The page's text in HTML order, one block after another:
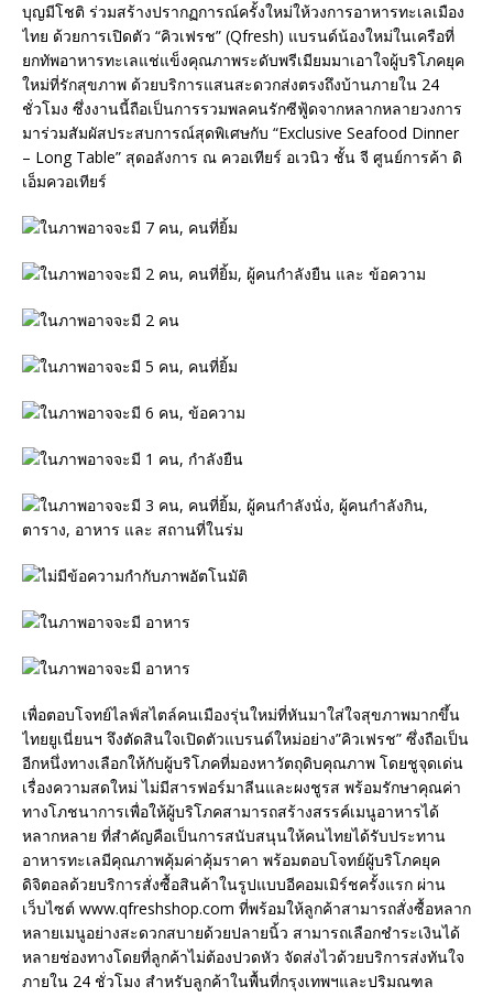
บุญมีโชติ ร่วมสร้างปรากฏการณ์ครั้งใหม่ให้วงการอาหารทะเลเมือง
ไทย ด้วยการเปิดตัว “คิวเฟรช” (Qfresh) แบรนด์น้องใหม่ในเครือที่
ยกทัพอาหารทะเลแช่แข็งคุณภาพระดับพรีเมียมมาเอาใจผู้บริโภคยุค
ใหม่ที่รักสุขภาพ ด้วยบริการแสนสะดวกส่งตรงถึงบ้านภายใน 24
ชั่วโมง ซึ่งงานนี้ถือเป็นการรวมพลคนรักซีฟู้ดจากหลากหลายวงการ
มาร่วมสัมผัสประสบการณ์สุดพิเศษกับ “Exclusive Seafood Dinner
– Long Table” สุดอลังการ ณ ควอเทียร์ อเวนิว ชั้น จี ศูนย์การค้า ดิ
เอ็มควอเทียร์
เพื่อตอบโจทย์ไลฟ์สไตล์คนเมืองรุ่นใหม่ที่หันมาใส่ใจสุขภาพมากขึ้น
ไทยยูเนี่ยนฯ จึงตัดสินใจเปิดตัวแบรนด์ใหม่อย่าง”คิวเฟรช” ซึ่งถือเป็น
อีกหนึ่งทางเลือกให้กับผู้บริโภคที่มองหาวัตถุดิบคุณภาพ โดยชูจุดเด่น
เรื่องความสดใหม่ ไม่มีสารฟอร์มาลีนและผงชูรส พร้อมรักษาคุณค่า
ทางโภชนาการเพื่อให้ผู้บริโภคสามารถสร้างสรรค์เมนูอาหารได้
หลากหลาย ที่สำคัญคือเป็นการสนับสนุนให้คนไทยได้รับประทาน
อาหารทะเลมีคุณภาพคุ้มค่าคุ้มราคา พร้อมตอบโจทย์ผู้บริโภคยุค
ดิจิตอลด้วยบริการสั่งซื้อสินค้าในรูปแบบอีคอมเมิร์ชครั้งแรก ผ่าน
เว็บไซต์ www.qfreshshop.com ที่พร้อมให้ลูกค้าสามารถสั่งซื้อหลาก
หลายเมนูอย่างสะดวกสบายด้วยปลายนิ้ว สามารถเลือกชำระเงินได้
หลายช่องทางโดยที่ลูกค้าไม่ต้องปวดหัว จัดส่งไวด้วยบริการส่งทันใจ
ภายใน 24 ชั่วโมง สำหรับลูกค้าในพื้นที่กรุงเทพฯและปริมณฑล